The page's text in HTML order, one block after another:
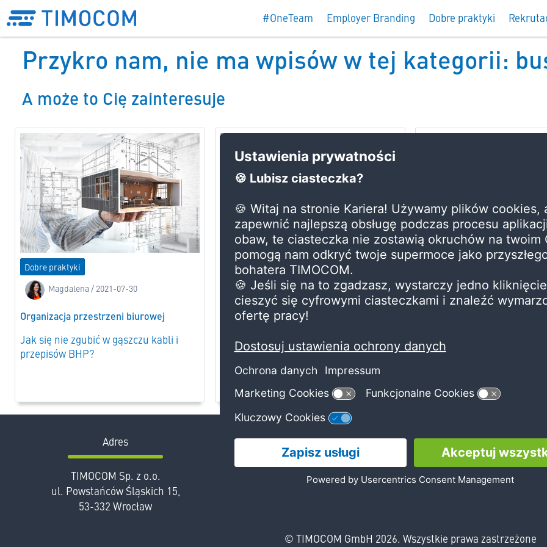
#OneTeam Employer Branding Dobre praktyki
Przykro nam, nie ma wpisów w tej kategorii:
A może to Cię zainteresuje
Dobre praktyki
Magdalena / 2021-07-30
Organizacja przestrzeni biurowej
Jak się nie zgubić w gąszczu kabli i
przepisów BHP?
Dobre praktyki
Magdalena / 2026-04-24
Jak przekuć wartości organizacji w
realne doświadczenie pracownika?
Magdalena / 2021-02-19
Właściwa lektura i selekcja
dokumentów aplikacyjnych
Adres
TIMOCOM Sp. z o.o.
ul. Powstańców Śląskich 15,
53-332 Wrocław
Kontakt
wroclaw@timocom.com
Nasza
facebook
© TIMOCOM GmbH 2026. Wszystkie prawa zastrzeżone